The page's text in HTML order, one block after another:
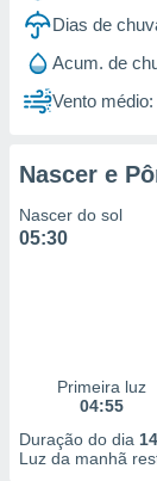
Dias de
Acum. de
Vento médio:
Nascer e
Nascer do sol
05:30
Primeira luz
04:55
Duração do dia
Luz da manhã